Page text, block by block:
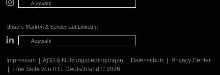
Auswahl
Unsere Marken & Sender auf LinkedIn
Auswahl
Impressum AGB & Nutzungsbedingungen Datenschutz
Privacy Center
| Eine Seite von RTL Deutschland © 2026